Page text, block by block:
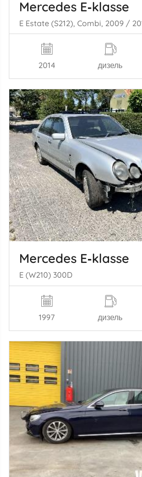
Mercedes E‑klasse
2014 дизель
Mercedes E‑klasse
E (W210) 300D
1997 дизель